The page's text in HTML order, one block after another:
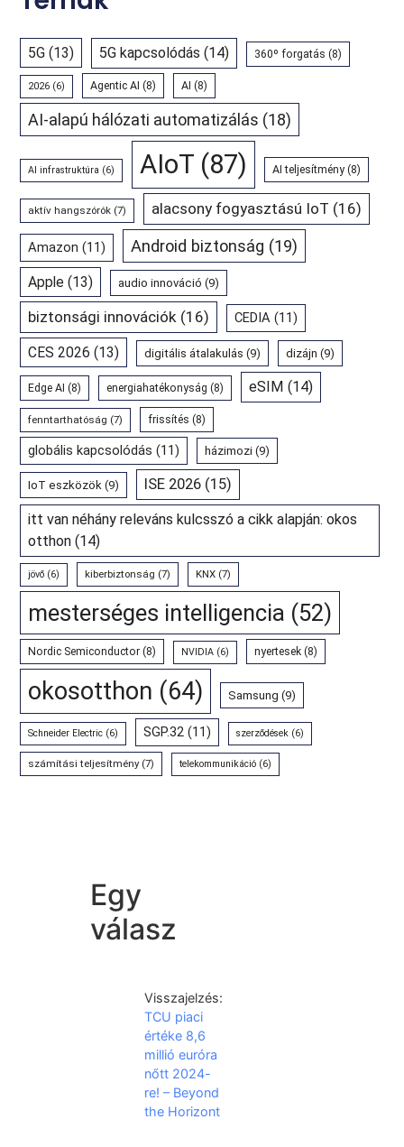
5G (13) 5G kapcsolódás (14) 360º forgatás (8)
2026 (6) Agentic AI (8) AI (8)
AI-alapú hálózati automatizálás (18)
AI infrastruktúra (6) AIoT (87) AI teljesítmény (8)
aktív hangszórók (7) alacsony fogyasztású IoT (16)
Amazon (11) Android biztonság (19)
Apple (13) audio innováció (9)
biztonsági innovációk (16) CEDIA (11)
CES 2026 (13) digitális átalakulás (9) dizájn (9)
Edge AI (8) energiahatékonyság (8) eSIM (14)
fenntarthatóság (7) frissítés (8)
globális kapcsolódás (11) házimozi (9)
IoT eszközök (9) ISE 2026 (15)
itt van néhány releváns kulcsszó a cikk alapján: okos
otthon (14)
jövő (6) kiberbiztonság (7) KNX (7)
mesterséges intelligencia (52)
Nordic Semiconductor (8) NVIDIA (6) nyertesek (8)
okosotthon (64) Samsung (9)
Schneider Electric (6) SGP.32 (11) szerződések (6)
számítási teljesítmény(7) telekommunikáció (6)
Egy
válasz
Visszajelzés:
TCU piaci
értéke 8,6
millió euróra
nőtt 2024-
re! – Beyond
the Horizont